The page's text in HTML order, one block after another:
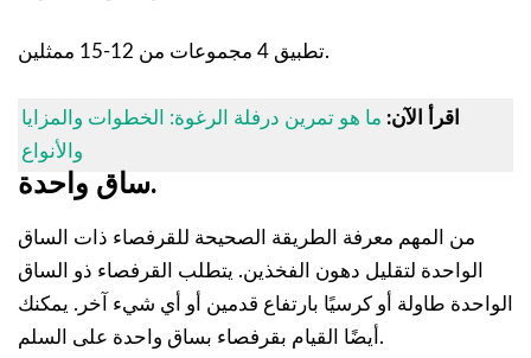
تطبيق 4 مجموعات من 12-15 ممثلين.
اقرأ الآن: ما هو تمرين درفلة الرغوة: الخطوات والمزايا
والأنواع
ساق واحدة.
من المهم معرفة الطريقة الصحيحة للقرفصاء ذات الساق
الواحدة لتقليل دهون الفخذين. يتطلب القرفصاء ذو الساق
الواحدة طاولة أو كرسيًا بارتفاع قدمين أو أي شيء آخر. يمكنك
أيضًا القيام بقرفصاء بساق واحدة على السلم.